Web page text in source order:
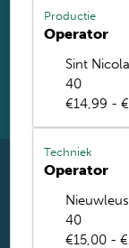
Productie
Operator
Sint
40
€14,99 -
Techniek
Operator
40
€15,00 -
perfecte baan. Je
Fouad
Heb je vragen
op. Ik help je